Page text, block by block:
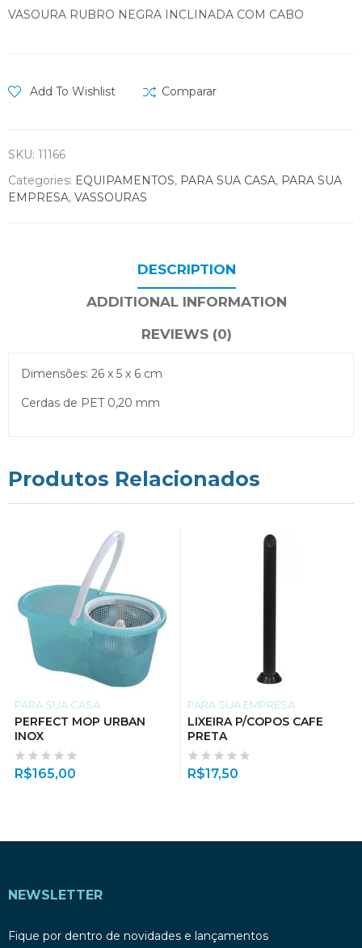
VASOURA RUBRO NEGRA INCLINADA COM CABO
Add To Wishlist Comparar
SKU: 11166
Categories: EQUIPAMENTOS, PARA SUA CASA, PARA SUA
EMPRESA, VASSOURAS
DESCRIPTION
ADDITIONAL INFORMATION
REVIEWS (0)
Dimensões: 26 x 5 x 6 cm
Cerdas de PET 0,20 mm
Produtos Relacionados
PARA SUA CASA
PERFECT MOP URBAN
INOX
R$165,00
PARA SUA EMPRESA
LIXEIRA P/COPOS CAFE
PRETA
R$17,50
NEWSLETTER
Fique por dentro de novidades e lançamentos